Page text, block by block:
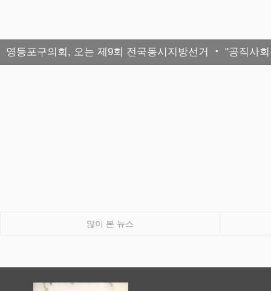
영등포구의회, 오는 제9회 전국동시지방선거 ‧ "공직사
많이 본 뉴스